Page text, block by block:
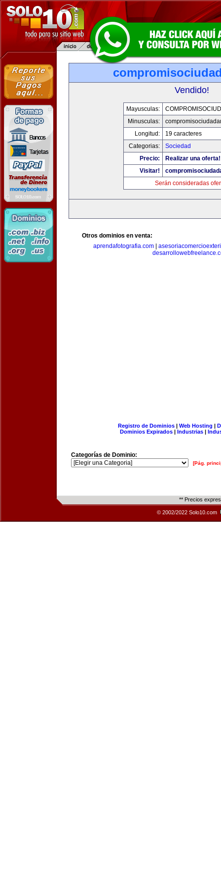
Vendido!
Mayusculas:
Minusculas:
Longitud:
19 caracteres
Categorias:
Sociedad
Precio:
Realizar una oferta!
Visitar!
Serán consideradas
Otros dominios en venta:
aprendafotografia.com
Registro de Dominios| Web Hosting |
Dominios Expirados | Industrias |
Categorías de Dominio:
[Pág.
** Precios
© 2002/2022 Solo10.com